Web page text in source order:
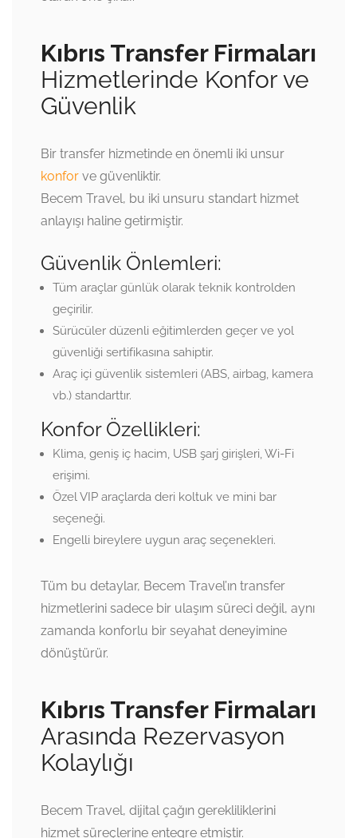
Kıbrıs Transfer Firmaları
Hizmetlerinde Konfor ve
Güvenlik
Bir transfer hizmetinde en önemli iki unsur
konfor ve güvenliktir.
Becem Travel, bu iki unsuru standart hizmet
anlayışı haline getirmiştir.
Güvenlik Önlemleri:
Tüm araçlar günlük olarak teknik kontrolden
geçirilir.
Sürücüler düzenli eğitimlerden geçer ve yol
güvenliği sertifikasına sahiptir.
Araç içi güvenlik sistemleri (ABS, airbag, kamera
vb.) standarttır.
Konfor Özellikleri:
Klima, geniş iç hacim, USB şarj girişleri, Wi-Fi
erişimi.
Özel VIP araçlarda deri koltuk ve mini bar
seçeneği.
Engelli bireylere uygun araç seçenekleri.
Tüm bu detaylar, Becem Travel’ın transfer
hizmetlerini sadece bir ulaşım süreci değil, aynı
zamanda konforlu bir seyahat deneyimine
dönüştürür.
Kıbrıs Transfer Firmaları
Arasında Rezervasyon
Kolaylığı
Becem Travel, dijital çağın gerekliliklerini
hizmet süreçlerine entegre etmiştir.